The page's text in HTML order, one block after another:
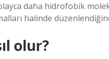
daha hidrofobik
halinde
olur?